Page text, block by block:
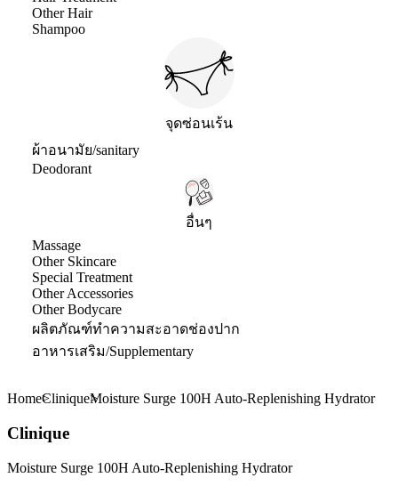
Other Hair
Shampoo
จุดซ่อนเร้น
ผ้าอนามัย/sanitary
Deodorant
อื่นๆ
Massage
Other Skincare
Special Treatment
Other Accessories
Other Bodycare
ผลิตภัณฑ์ทำความสะอาดช่องปาก
อาหารเสริม/Supplementary
HomeCliniqueMoisture Surge 100H Auto-Replenishing Hydrator
Clinique
Moisture Surge 100H Auto-Replenishing Hydrator